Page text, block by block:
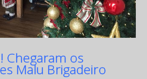
Chegaram os
Malu Brigadeiro